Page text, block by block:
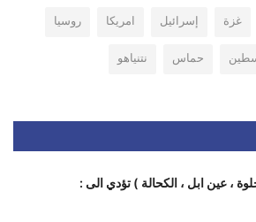
غزة إسرائيل امريكا
روسيا
حماس نتنياهو
، عين ابل ، الكحالة ) تؤدي الى :